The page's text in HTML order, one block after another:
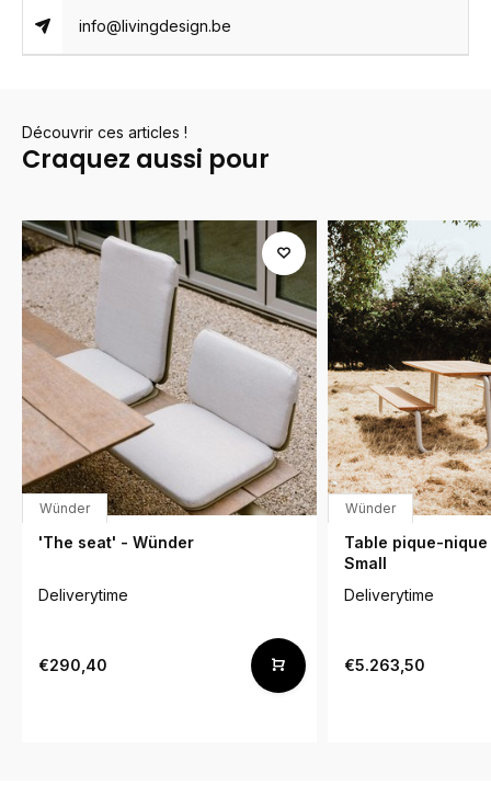
info@livingdesign.be
Découvrir ces articles !
Craquez aussi pour
Wünder
'The seat' - Wünder
Deliverytime
€290,40
Wünder
Table pique-
Small
Deliverytime
€5.263,50